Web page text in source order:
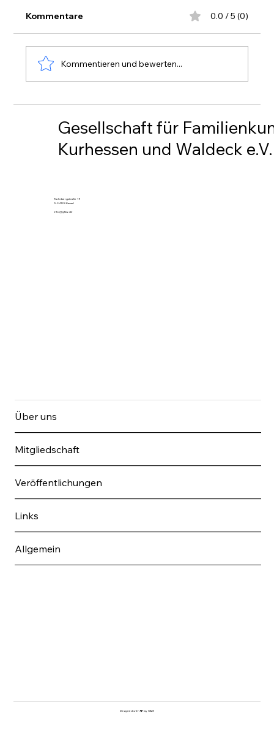
Kommentare 0.0 / 5 (0)
Kommentieren und bewerten...
Gesellschaft für
Kurhessen und Waldeck e.V.
Rohrbergstraße 19
D-34128 Kassel
info@gfkw.de
Über uns
Mitgliedschaft
Veröffentlichungen
Links
Allgemein
Designed with ❤️ by S&M